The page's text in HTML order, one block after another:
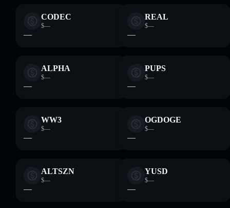
CODEC
$—
—
REAL
$—
—
ALPHA
$—
—
PUPS
$—
—
WW3
$—
—
OGDOGE
$—
—
ALTSZN
$—
—
YUSD
$—
—